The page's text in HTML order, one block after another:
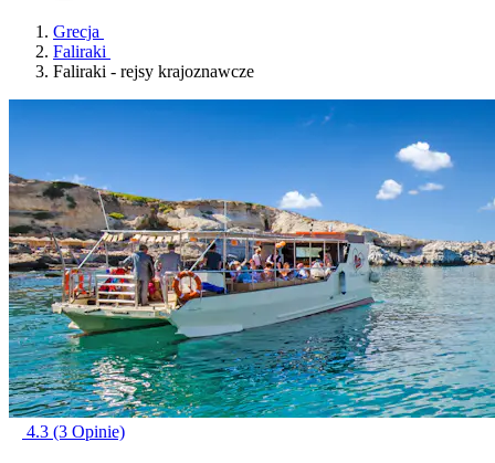
Grecja
Faliraki
Faliraki - rejsy krajoznawcze
4.3 (3 Opinie)